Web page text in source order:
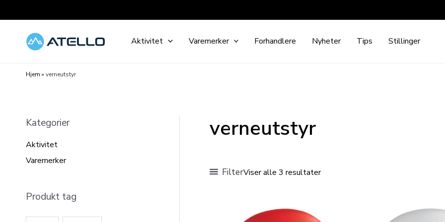
rett
innholdet
Aktivitet Varemerker Forhandlere Nyheter Tips Stillinger
Hjem » verneutstyr
Kategorier
Aktivitet
Varemerker
Produkt tag
verneutstyr
FilterViser alle 3 resultater